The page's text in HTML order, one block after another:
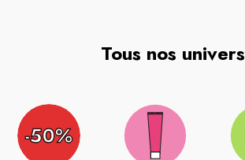
Tous nos univers